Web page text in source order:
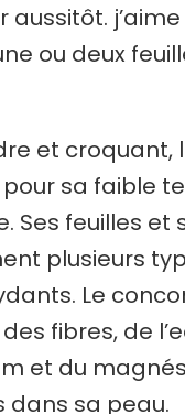
aussitôt.
ou deux
et croquant,
sa faible
Ses feuilles et
plusieurs
Le
fibres, de
et du
dans sa peau.